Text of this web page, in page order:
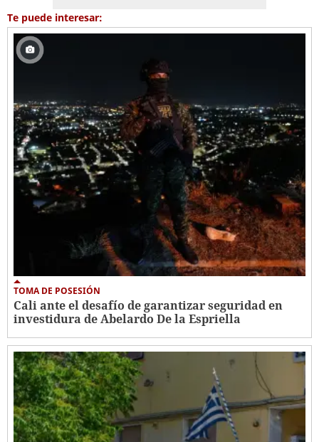
Te puede interesar:
TOMA DE POSESIÓN
Cali ante el desafío de garantizar seguridad en
investidura de Abelardo De la Espriella